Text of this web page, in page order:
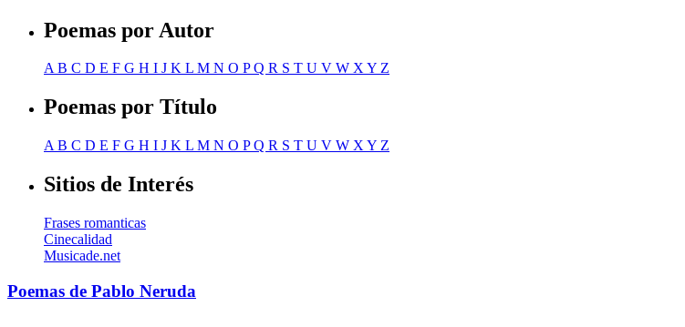
Poemas por Autor
AB C D E F G H I J K L M N O PQ R S T U V W XY Z
Poemas por Título
A B C D E F G H I J K L M N O PQ R S T U V W X Y Z
Sitios de Interés
Frases romanticas
Cinecalidad
Musicade.net
Poemas de Pablo Neruda